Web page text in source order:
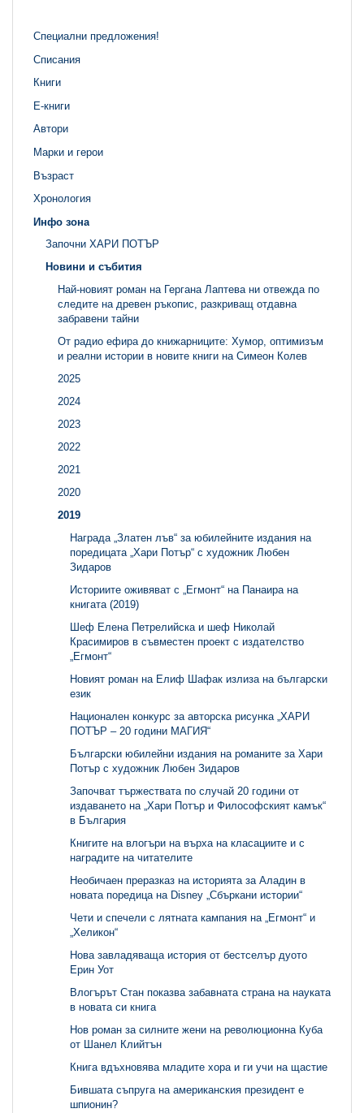
Специални предложения!
Списания
Книги
Е-книги
Автори
Марки и герои
Възраст
Хронология
Инфо зона
Започни ХАРИ ПОТЪР
Новини и събития
Най-новият роман на Гергана Лаптева ни отвежда по
следите на древен ръкопис, разкриващ отдавна
забравени тайни
От радио ефира до книжарниците: Хумор, оптимизъм
и реални истории в новите книги на Симеон Колев
2025
2024
2023
2022
2021
2020
2019
Награда „Златен лъв“ за юбилейните издания на
поредицата „Хари Потър“ с художник Любен
Зидаров
Историите оживяват с „Егмонт“ на Панаира на
книгата (2019)
Шеф Елена Петрелийска и шеф Николай
Красимиров в съвместен проект с издателство
„Егмонт“
Новият роман на Елиф Шафак излиза на български
език
Национален конкурс за авторска рисунка „ХАРИ
ПОТЪР – 20 години МАГИЯ“
Български юбилейни издания на романите за Хари
Потър с художник Любен Зидаров
Започват тържествата по случай 20 години от
издаването на „Хари Потър и Философският камък“
в България
Книгите на влогъри на върха на класациите и с
наградите на читателите
Необичаен преразказ на историята за Аладин в
новата поредица на Disney „Сбъркани истории“
Чети и спечели с лятната кампания на „Егмонт“ и
„Хеликон“
Нова завладяваща история от бестселър дуото
Ерин Уот
Влогърът Стан показва забавната страна на науката
в новата си книга
Нов роман за силните жени на революционна Куба
от Шанел Клийтън
Книга вдъхновява младите хора и ги учи на щастие
Бившата съпруга на американския президент е
шпионин?